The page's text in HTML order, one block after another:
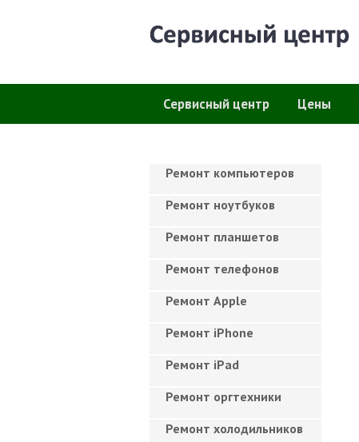
Сервисный центр Цены
Ремонт компьютеров
Ремонт ноутбуков
Ремонт планшетов
Ремонт телефонов
Ремонт Apple
Ремонт iPhone
Ремонт iPad
Ремонт оргтехники
Ремонт холодильников